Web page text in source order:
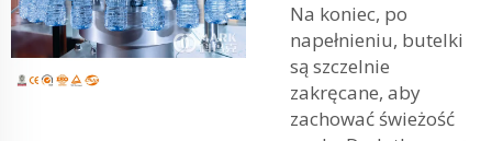
Na koniec, po
napełnieniu, butelki
są szczelnie
zakręcane, aby
zachować świeżość